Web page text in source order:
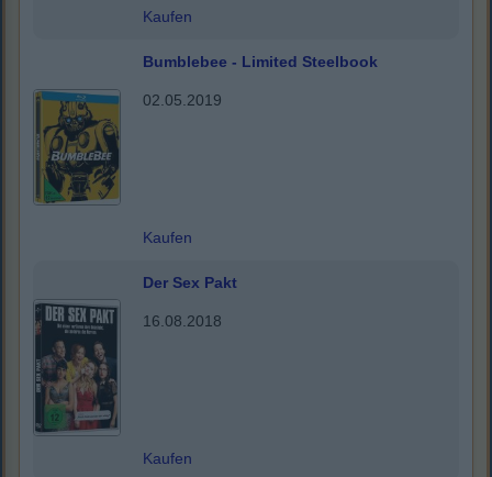
Kaufen
Bumblebee - Limited Steelbook
02.05.2019
Kaufen
Der Sex Pakt
16.08.2018
Kaufen